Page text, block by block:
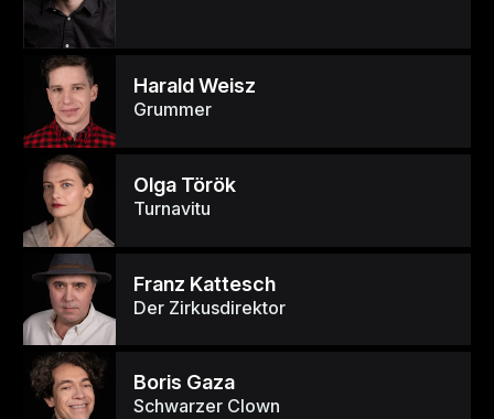
Harald Weisz
Grummer
Olga Török
Turnavitu
Franz Kattesch
Der Zirkusdirektor
Boris Gaza
Schwarzer Clown